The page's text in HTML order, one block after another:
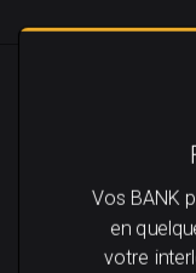
Vos BANK
en
votre